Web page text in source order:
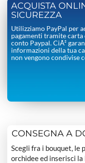
ACQUISTA
SICUREZZA
Utilizziamo PayPal per
pagamenti tramite
conto Paypal. CiÃ²
informazioni della tua
non vengono condivise
CONSEGNA A
Scegli fra i bouquet, le
orchidee ed inserisci la